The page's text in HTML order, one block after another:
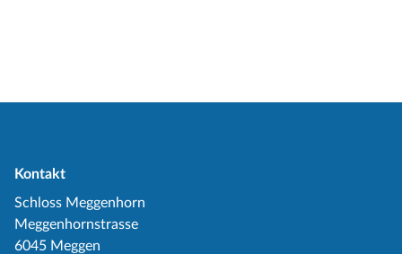
Kontakt
Schloss Meggenhorn
Meggenhornstrasse
6045 Meggen